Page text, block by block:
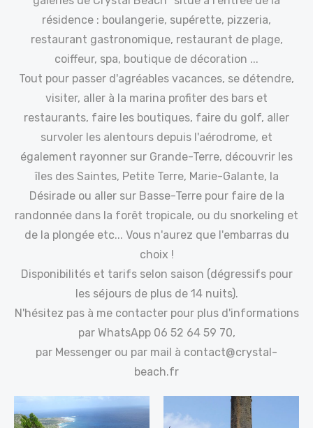
résidence : boulangerie, supérette, pizzeria,
restaurant gastronomique, restaurant de plage,
coiffeur, spa, boutique de décoration ...
Tout pour passer d'agréables vacances, se détendre,
visiter, aller à la marina profiter des bars et
restaurants, faire les boutiques, faire du golf, aller
survoler les alentours depuis l'aérodrome, et
également rayonner sur Grande-Terre, découvrir les
îles des Saintes, Petite Terre, Marie-Galante, la
Désirade ou aller sur Basse-Terre pour faire de la
randonnée dans la forêt tropicale, ou du snorkeling et
de la plongée etc... Vous n'aurez que l'embarras du
choix !
Disponibilités et tarifs selon saison (dégressifs pour
les séjours de plus de 14 nuits).
N'hésitez pas à me contacter pour plus d'informations
par WhatsApp 06 52 64 59 70,
par Messenger ou par mail à contact@crystal-
beach.fr